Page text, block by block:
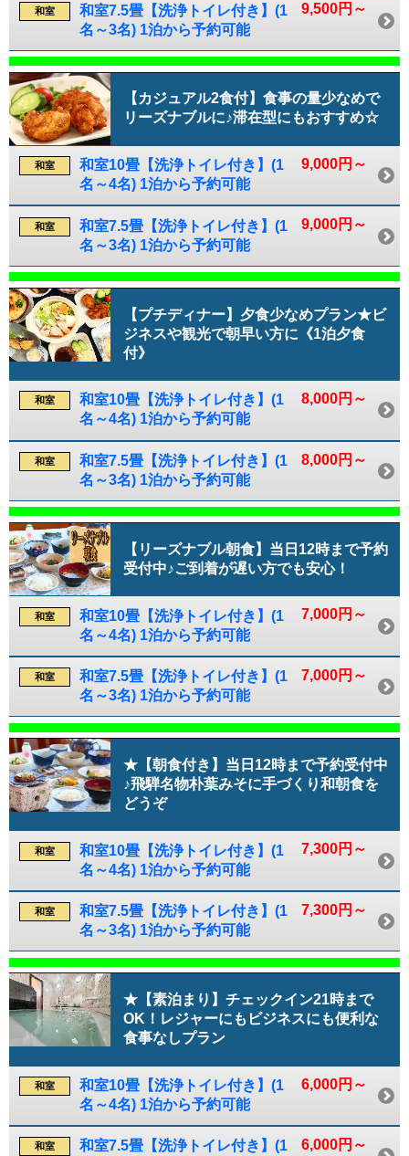
9,500円～
和室
和室7.5畳【洗浄トイレ付き】(1
名～3名) 1泊から予約可能
【カジュアル2食付】食事の量少なめで
リーズナブルに♪滞在型にもおすすめ☆
9,000円～
和室
和室10畳【洗浄トイレ付き】(1
名～4名) 1泊から予約可能
9,000円～
和室
和室7.5畳【洗浄トイレ付き】(1
名～3名) 1泊から予約可能
【プチディナー】夕食少なめプラン★ビ
ジネスや観光で朝早い方に《1泊夕食
付》
8,000円～
和室
和室10畳【洗浄トイレ付き】(1
名～4名) 1泊から予約可能
8,000円～
和室
和室7.5畳【洗浄トイレ付き】(1
名～3名) 1泊から予約可能
【リーズナブル朝食】当日12時まで予約
受付中♪ご到着が遅い方でも安心！
7,000円～
和室
和室10畳【洗浄トイレ付き】(1
名～4名) 1泊から予約可能
7,000円～
和室
和室7.5畳【洗浄トイレ付き】(1
名～3名) 1泊から予約可能
★【朝食付き】当日12時まで予約受付中
♪飛騨名物朴葉みそに手づくり和朝食を
どうぞ
7,300円～
和室
和室10畳【洗浄トイレ付き】(1
名～4名) 1泊から予約可能
7,300円～
和室
和室7.5畳【洗浄トイレ付き】(1
名～3名) 1泊から予約可能
★【素泊まり】チェックイン21時まで
OK！レジャーにもビジネスにも便利な
食事なしプラン
6,000円～
和室
和室10畳【洗浄トイレ付き】(1
名～4名) 1泊から予約可能
6,000円～
和室 和室7.5畳【洗浄トイレ付き】(1